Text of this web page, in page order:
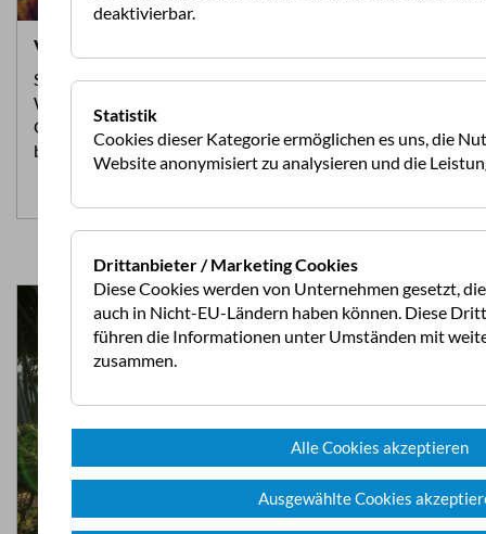
Video: Tipps - Camper und Caravan mieten
Sie sind Campingneuling und möchten gerne ein
Wohnmobil oder einen Wohnwagen mieten? Der
Österreichische Camping Club verrät Ihnen worauf Sie
bei der Übernahme, bei den Kosten, bei der…
deaktivierbar.
Statistik
Cookies dieser Kategorie ermöglichen es uns, die
Website anonymisiert zu analysieren und die
Drittanbieter / Marketing Cookies
Diese Cookies werden von Unternehmen gesetzt,
auch in Nicht-EU-Ländern haben können. Diese
führen die Informationen unter Umständen mit
zusammen.
Alle Cookies akzeptieren
Ausgewählte Cookies